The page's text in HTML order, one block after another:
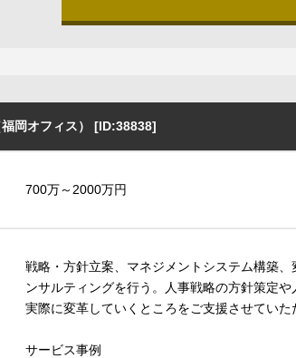
岡オフィス） [ID:38838]
700万～2000万円
戦略・方針立案、マネジメントシステム構築
ンサルティングを行う。人事戦略の方針策定
実際に変革していくところをご支援させてい
サービス事例